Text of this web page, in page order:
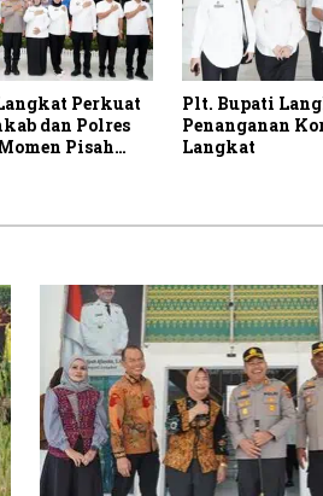
Perkuat
dan Polres
Pisah
Plt. Bupati
Penanganan
Langkat